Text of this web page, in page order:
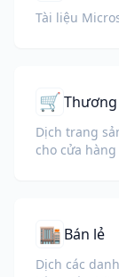
Tài liệu
🛒
Dịch trang
cho cửa
🏬 Bán lẻ
Dịch các